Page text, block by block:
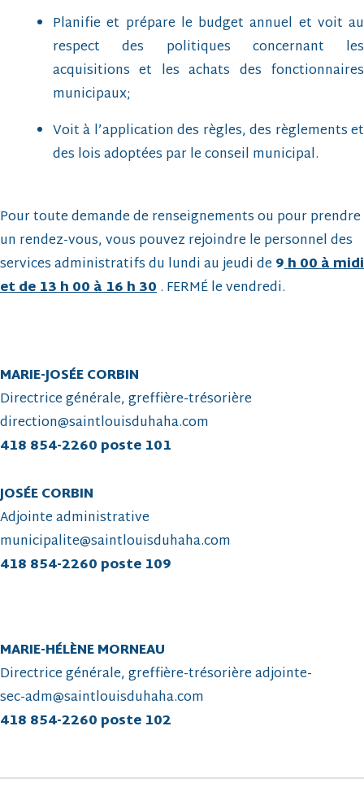
Planifie et prépare le budget annuel et voit au
respect des politiques concernant les
acquisitions et les achats des fonctionnaires
municipaux;
Voit à l’application des règles, des règlements et
des lois adoptées par le conseil municipal.
Pour toute demande de renseignements ou pour prendre
un rendez-vous, vous pouvez rejoindre le personnel des
services administratifs du lundi au jeudi de 9h 00 à midi
et de 13 h 00 à 16 h 30. FERMÉ le vendredi.
MARIE-JOSÉE CORBIN
Directrice générale, greffière-trésorière
direction@saintlouisduhaha.com
418 854-2260 poste 101
JOSÉE CORBIN
Adjointe administrative
municipalite@saintlouisduhaha.com
418 854-2260 poste 109
MARIE-HÉLÈNE MORNEAU
Directrice générale, greffière-trésorière adjointe-
sec-adm@saintlouisduhaha.com
418 854-2260 poste 102